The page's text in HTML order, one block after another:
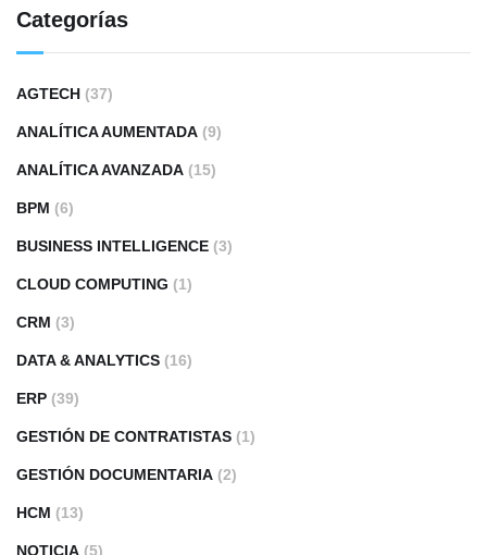
Categorías
AGTECH (37)
ANALÍTICA AUMENTADA (9)
ANALÍTICA AVANZADA (15)
BPM (6)
BUSINESS INTELLIGENCE (3)
CLOUD COMPUTING (1)
CRM (3)
DATA & ANALYTICS (16)
ERP (39)
GESTIÓN DE CONTRATISTAS (1)
GESTIÓN DOCUMENTARIA (2)
HCM (13)
NOTICIA (5)